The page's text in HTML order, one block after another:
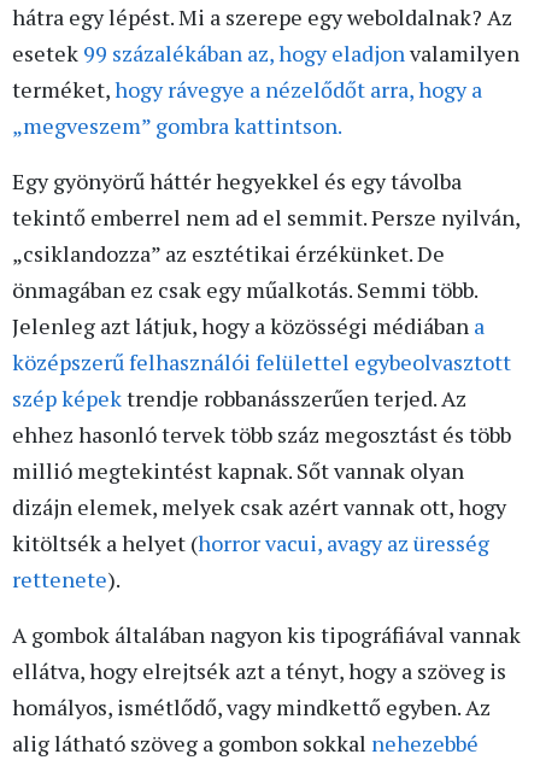
hátra egy lépést. Mi a szerepe egy weboldalnak? Az
esetek 99 százalékában az, hogy eladjonvalamilyen
terméket,hogy rávegye a nézelődőt arra, hogy a
„megveszem” gombra kattintson.
Egy gyönyörű háttér hegyekkel és egy távolba
tekintő emberrel nem ad el semmit. Persze nyilván,
„csiklandozza” az esztétikai érzékünket. De
önmagában ez csak egy műalkotás. Semmi több.
Jelenleg azt látjuk, hogy a közösségi médiában a
középszerű felhasználói felülettel egybeolvasztott
szép képektrendje robbanásszerűen terjed. Az
ehhez hasonló tervek több száz megosztást és több
millió megtekintést kapnak. Sőt vannak olyan
dizájn elemek, melyek csak azért vannak ott, hogy
kitöltsék a helyet (horror vacui, avagy az üresség
rettenete).
A gombok általában nagyon kis tipográfiával vannak
ellátva, hogy elrejtsék azt a tényt, hogy a szöveg is
homályos, ismétlődő, vagy mindkettő egyben. Az
alig látható szöveg a gombon sokkal nehezebbé